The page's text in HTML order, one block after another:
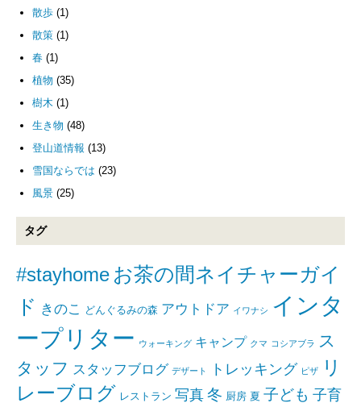
散歩 (1)
散策 (1)
春 (1)
植物 (35)
樹木 (1)
生き物 (48)
登山道情報 (13)
雪国ならでは (23)
風景 (25)
タグ
#stayhome お茶の間ネイチャーガイ
ド きのこ どんぐるみの森 アウトドア イワナシ インタ
ープリター ウォーキング キャンプ クマ コシアブラ
ス
タッフ スタッフブログ デザート トレッキング ピザ
リ
レーブログ レストラン 写真冬 厨房 夏 子ども 子育